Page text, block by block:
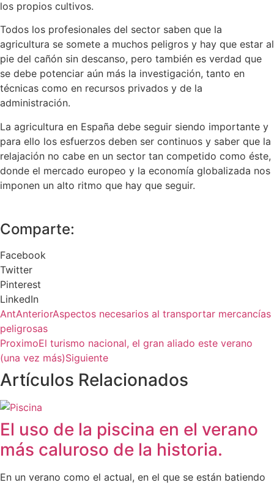
los propios cultivos.
Todos los profesionales del sector saben que la
agricultura se somete a muchos peligros y hay que estar al
pie del cañón sin descanso, pero también es verdad que
se debe potenciar aún más la investigación, tanto en
técnicas como en recursos privados y de la
administración.
La agricultura en España debe seguir siendo importante y
para ello los esfuerzos deben ser continuos y saber que la
relajación no cabe en un sector tan competido como éste,
donde el mercado europeo y la economía globalizada nos
imponen un alto ritmo que hay que seguir.
Comparte:
Facebook
Twitter
Pinterest
LinkedIn
AntAnteriorAspectos necesarios al transportar mercancías
peligrosas
ProximoEl turismo nacional, el gran aliado este verano
(una vez más)Siguiente
Artículos Relacionados
El uso de la piscina en el verano
más caluroso de la historia.
En un verano como el actual, en el que se están batiendo